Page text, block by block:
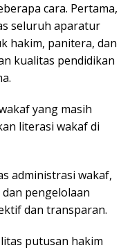
cara. Pertama,
seluruh aparatur
hakim, panitera, dan
kualitas pendidikan
yang masih
literasi wakaf di
administrasi wakaf,
pengelolaan
dan transparan.
putusan hakim